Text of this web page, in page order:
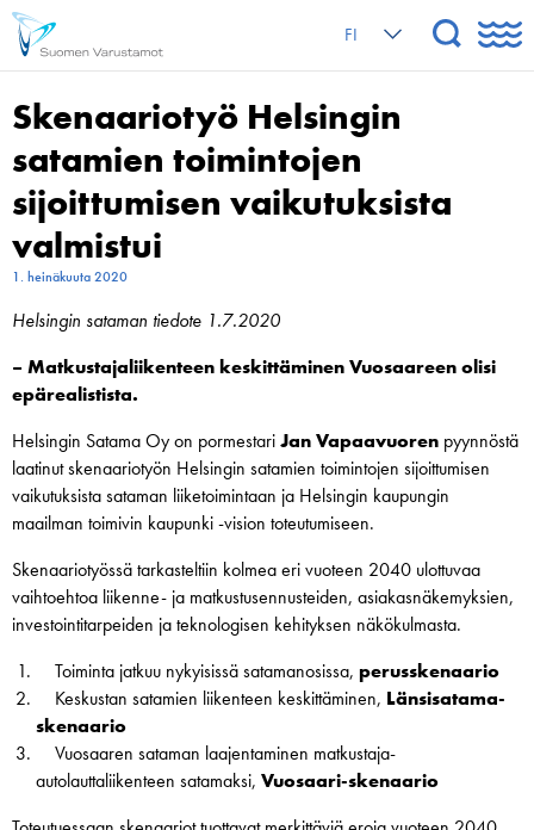
FI
Skenaariotyö Helsingin
satamien toimintojen
sijoittumisen vaikutuksista
valmistui
1. heinäkuuta 2020
Helsingin sataman tiedote 1.7.2020
– Matkustajaliikenteen keskittäminen Vuosaareen olisi
epärealistista.
Helsingin Satama Oy on pormestariJan Vapaavuoren pyynnöstä
laatinut skenaariotyön Helsingin satamien toimintojen sijoittumisen
vaikutuksista sataman liiketoimintaan ja Helsingin kaupungin
maailman toimivin kaupunki -vision toteutumiseen.
Skenaariotyössä tarkasteltiin kolmea eri vuoteen 2040 ulottuvaa
vaihtoehtoa liikenne- ja matkustusennusteiden, asiakasnäkemyksien,
investointitarpeiden ja teknologisen kehityksen näkökulmasta.
Toiminta jatkuu nykyisissä satamanosissa, perusskenaario
Keskustan satamien liikenteen keskittäminen, Länsisatama-
skenaario
Vuosaaren sataman laajentaminen matkustaja-
autolauttaliikenteen satamaksi, Vuosaari-skenaario